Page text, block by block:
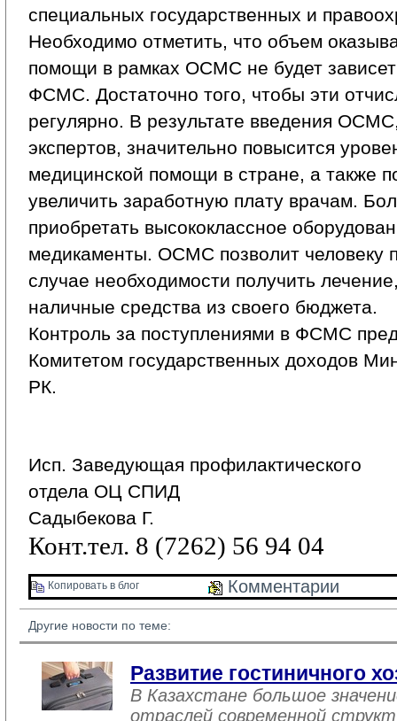
специальных государственных и
Необходимо отметить, что объем
помощи в рамках ОСМС не будет
ФСМС. Достаточно того, чтобы эти
регулярно. В результате введения
экспертов, значительно повысится
медицинской помощи в стране, а также
увеличить заработную плату врачам.
приобретать высококлассное
медикаменты. ОСМС позволит человеку
случае необходимости получить
наличные средства из своего бюджета.
Контроль за поступлениями в ФСМС
Комитетом государственных доходов
РК.
Исп. Заведующая профилактического
отдела ОЦ СПИД
Садыбекова Г.
Конт.тел. 8 (7262) 56 94 04
Копировать в блог Комментарии
Другие новости по теме:
Развитие гостиничного
В Казахстане большое
отраслей современной